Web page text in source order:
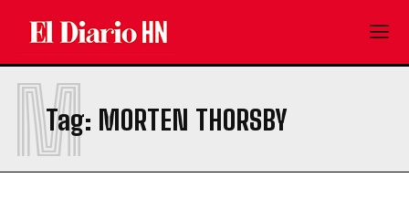
Tag: MORTEN THORSBY
M